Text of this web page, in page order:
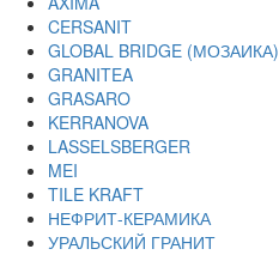
CERSANIT
GLOBAL BRIDGE (МОЗАИКА)
GRANITEA
GRASARO
KERRANOVA
LASSELSBERGER
MEI
TILE KRAFT
НЕФРИТ-КЕРАМИКА
УРАЛЬСКИЙ ГРАНИТ